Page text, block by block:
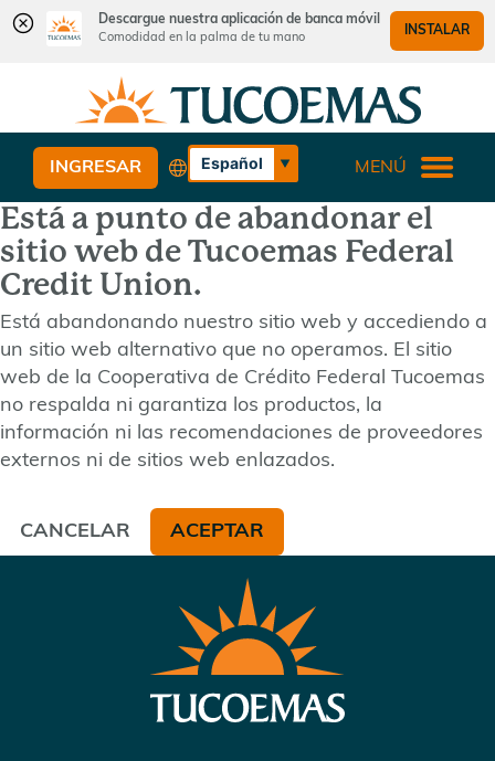
Descargue nuestra aplicación de banca móvil
Comodidad en la palma de tu mano
INSTALAR
contenido
inicio
sesión
de
banca
web
¿Qué
podemos
ayudarle
a
encontrar?
Español
English
INGRESAR MENÚ
Está a punto de abandonar el
sitio web de Tucoemas Federal
Credit Union.
Está abandonando nuestro sitio web y accediendo a
un sitio web alternativo que no operamos. El sitio
web de la Cooperativa de Crédito Federal Tucoemas
no respalda ni garantiza los productos, la
información ni las recomendaciones de proveedores
externos ni de sitios web enlazados.
CANCELAR ACEPTAR